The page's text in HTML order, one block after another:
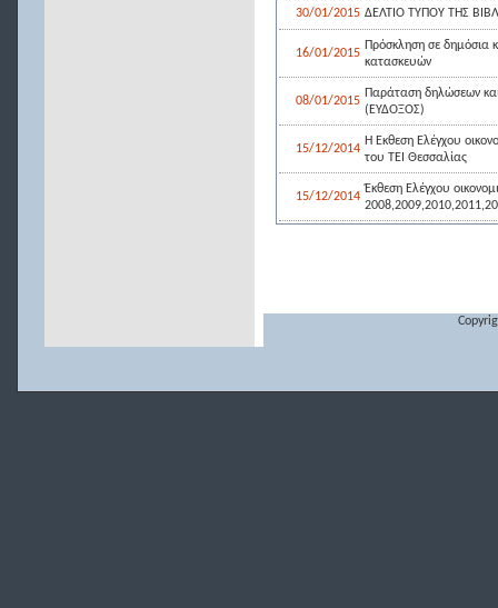
30/01/2015 ΔΕΛΤΙΟ ΤΥΠΟΥ ΤΗΣ
16/01/2015
Πρόσκληση σε δημόσια
κατασκευών
08/01/2015
Παράταση δηλώσεων
(ΕΥΔΟΞΟΣ)
15/12/2014
Η Έκθεση Ελέγχου
του ΤΕΙ Θεσσαλίας
15/12/2014
Έκθεση Ελέγχου